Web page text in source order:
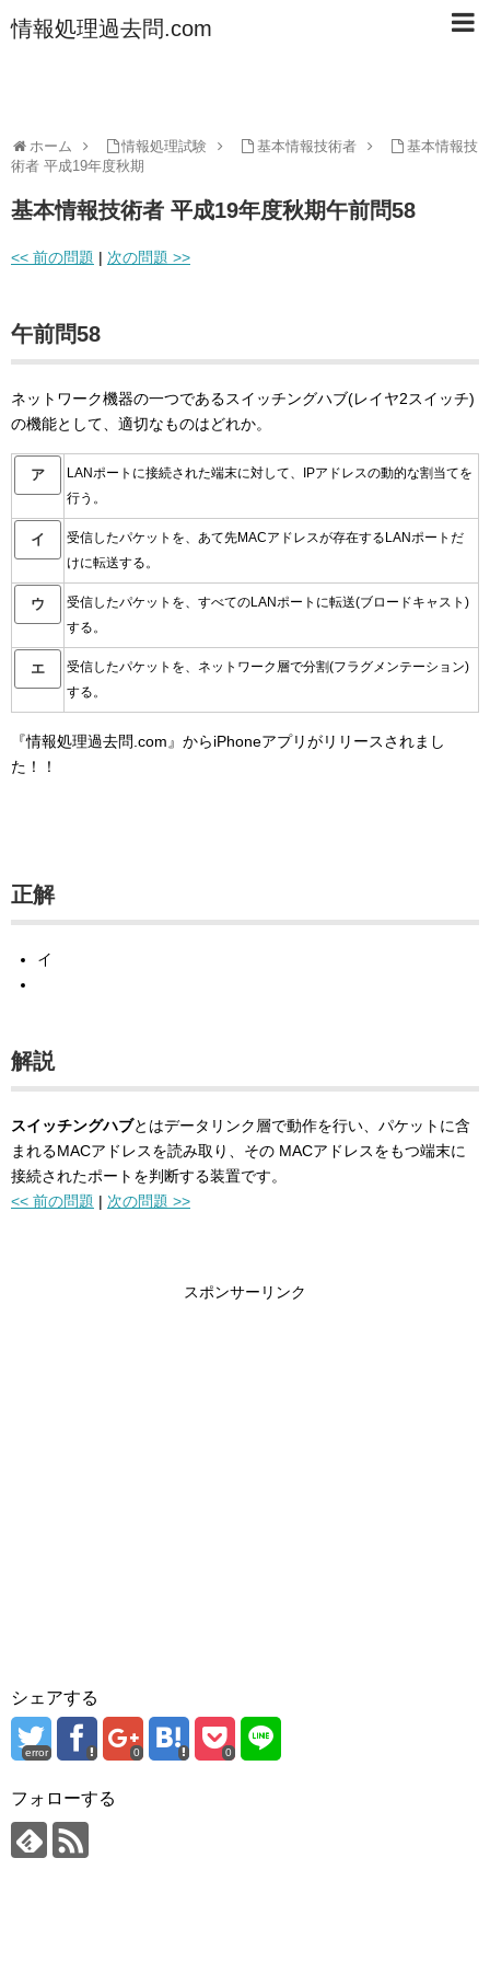
情報処理過去問.com
ホーム 情報処理試験 基本情報技術者
基本情報技
術者 平成19年度秋期
基本情報技術者 平成19年度秋期午前問58
<< 前の問題 | 次の問題 >>
午前問58
ネットワーク機器の一つであるスイッチングハブ(レイヤ2スイッチ)
の機能として、適切なものはどれか。
ア
LANポートに接続された端末に対して、IPアドレスの動的な割当てを
行う。
イ
受信したパケットを、あて先MACアドレスが存在するLANポートだ
けに転送する。
ウ
受信したパケットを、すべてのLANポートに転送(ブロードキャスト)
する。
エ
受信したパケットを、ネットワーク層で分割(フラグメンテーション)
する。
『情報処理過去問.com』からiPhoneアプリがリリースされまし
た！！
正解
イ
解説
スイッチングハブとはデータリンク層で動作を行い、パケットに含
まれるMACアドレスを読み取り、その MACアドレスをもつ端末に
接続されたポートを判断する装置です。
<< 前の問題 | 次の問題 >>
スポンサーリンク
シェアする
error 0 0
フォローする